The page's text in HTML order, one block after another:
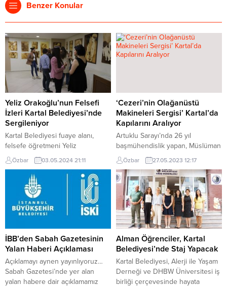
Benzer Konular
Yeliz Orakoğlu’nun Felsefi
İzleri Kartal Belediyesi’nde
Sergileniyor
Kartal Belediyesi fuaye alanı,
felsefe öğretmeni Yeliz
Orakoğlu’nun “Tabula Rasa
Yakma” isimli resim sergisine ev
sahipliği yapıyor. Sanatçının; ikinci
kişisel sergisi olan ve 17. yüzyıl
filozofu John Locke’un “Tabula
Rasa” (boş levha) kavramından
esinlenerek belirlediği serginin
açılışı, sanatseverlerin ilgisi
eşliğinde gerçekleşti. Kartal
Belediye Başkanı Gökhan
Yüksel’i temsilen sergiye katılarak
sanatçı...
Özbar 03.05.2024 21:11
‘Cezeri’nin Olağanüstü
Makineleri Sergisi’ Kartal’da
Kapılarını Aralıyor
Artuklu Sarayı’nda 26 yıl
başmühendislik yapan, Müslüman
bilim insanı El Cezeri’nin başlıca
makinelerinin yer aldığı
‘Cezeri’nin Olağanüstü Makineleri
Sergisi’, Haziran ayında Kartal,
Organik Çadırı’nda tüm
İstanbullular ve meraklıları ile
buluşuyor. İstanbul Cezeri Müzesi
tarafından üretilen, Kartal
Belediyesi ev sahipliğinde
düzenlenen sergide Cezeri’nin
makinelerinden oluşan bir
koleksiyon yer alıyor. Müslüman
bilim...
Özbar 27.05.2023 12:17
İBB’den Sabah Gazetesinin
Yalan Haberi Açıklaması
Açıklamayı aynen yayınlıyoruz…
Sabah Gazetesi’nde yer alan
yalan habere dair açıklamamız
Alman Öğrenciler, Kartal
Belediyesi’nde Staj Yapacak
Kartal Belediyesi, Alerji ile Yaşam
Derneği ve DHBW Üniversitesi iş
birliği çerçevesinde hayata